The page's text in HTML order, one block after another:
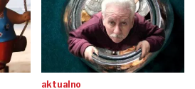
aktualno